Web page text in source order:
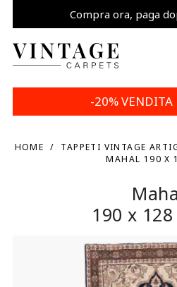
Risparmia 5% |
Compra ora, paga
-20% VENDITA
HOME TAPPETI VINTAGE
MAHAL 190 X
190 x